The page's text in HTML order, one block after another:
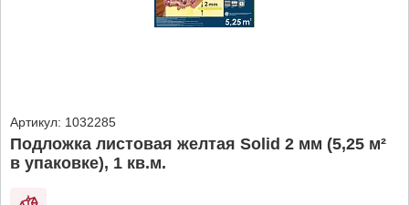
Артикул: 1032285
Подложка листовая желтая Solid 2 мм (5,25 м²
в упаковке), 1 кв.м.